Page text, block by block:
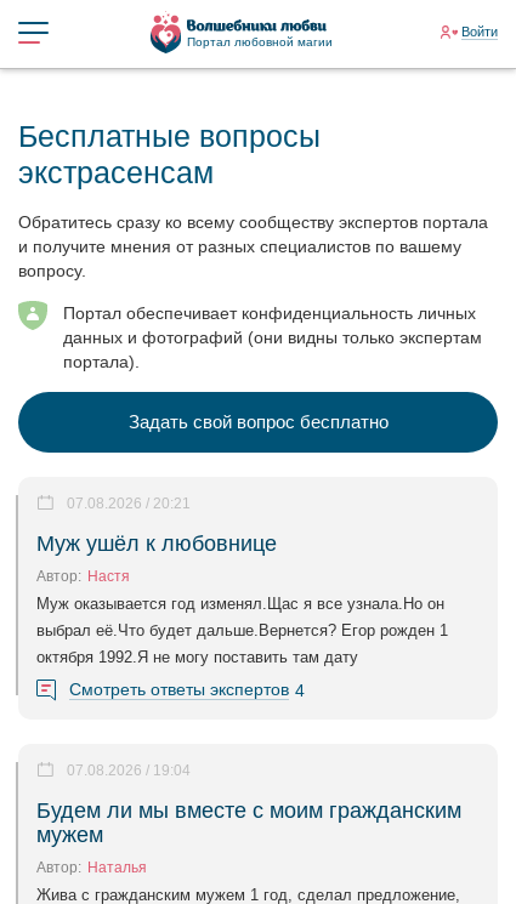
Портал любовной магии
Войти
Бесплатные вопросы
экстрасенсам
Обратитесь сразу ко всему сообществу экспертов портала
и получите мнения от разных специалистов по вашему
вопросу.
Портал обеспечивает конфиденциальность личных
данных и фотографий (они видны только экспертам
портала).
Задать свой вопрос бесплатно
Муж ушёл к любовнице
07.08.2026 / 20:21
Автор: Настя
Муж оказывается год изменял.Щас я все узнала.Но он
выбрал её.Что будет дальше.Вернется? Егор рожден 1
октября 1992.Я не могу поставить там дату
Смотреть ответы экспертов 4
Будем ли мы вместе с моим гражданским
мужем
07.08.2026 / 19:04
Автор: Наталья
Жива с гражданским мужем 1 год, сделал предложение,